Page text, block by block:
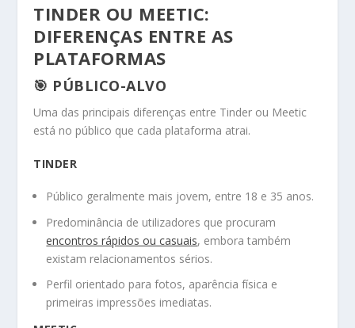
TINDER OU MEETIC:
DIFERENÇAS ENTRE AS
PLATAFORMAS
🎯 PÚBLICO-ALVO
Uma das principais diferenças entre Tinder ou Meetic
está no público que cada plataforma atrai.
TINDER
Público geralmente mais jovem, entre 18 e 35 anos.
Predominância de utilizadores que procuram
encontros rápidos ou casuais, embora também
existam relacionamentos sérios.
Perfil orientado para fotos, aparência física e
primeiras impressões imediatas.